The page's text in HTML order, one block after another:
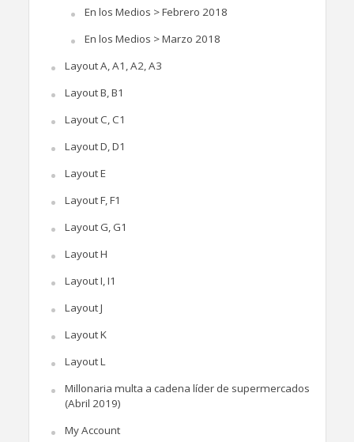
En los Medios > Febrero 2018
En los Medios > Marzo 2018
Layout A, A1, A2, A3
Layout B, B1
Layout C, C1
Layout D, D1
Layout E
Layout F, F1
Layout G, G1
Layout H
Layout I, I1
Layout J
Layout K
Layout L
Millonaria multa a cadena líder de supermercados
(Abril 2019)
My Account